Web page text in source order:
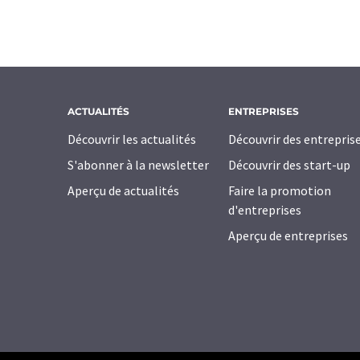
ACTUALITÉS
Découvrir les actualités
S'abonner à la newsletter
Aperçu de actualités
ENTREPRISES
Découvrir des
Découvrir des start-up
Faire la promotion
d'entreprises
Aperçu de entreprises